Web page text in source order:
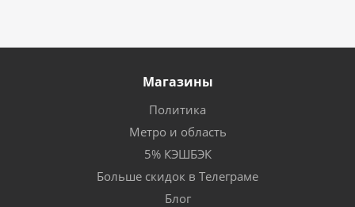
Магазины
Политика
Метро и область
5% КЭШБЭК
Больше скидок в Телеграме
Блог